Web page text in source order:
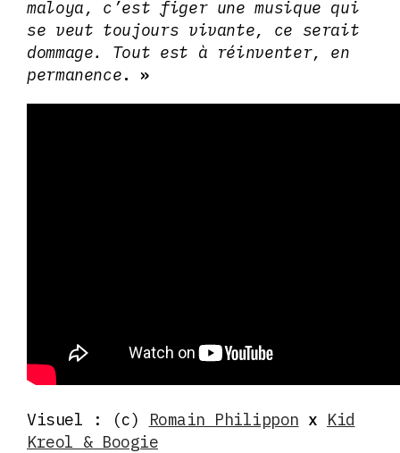
maloya, c’est figer une musique qui
se veut toujours vivante, ce serait
dommage. Tout est à réinventer, en
permanence. »
Visuel : (c) Romain Philippon x Kid
Kreol & Boogie